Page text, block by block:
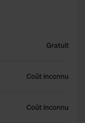
Gratuit
Coût inconnu
Coût inconnu